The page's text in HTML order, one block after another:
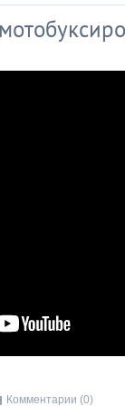
Комментарии (0)